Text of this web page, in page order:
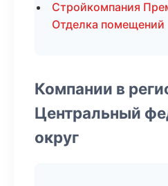
Стройкомпания
Отделка помещений
Компании в
Центральный
округ